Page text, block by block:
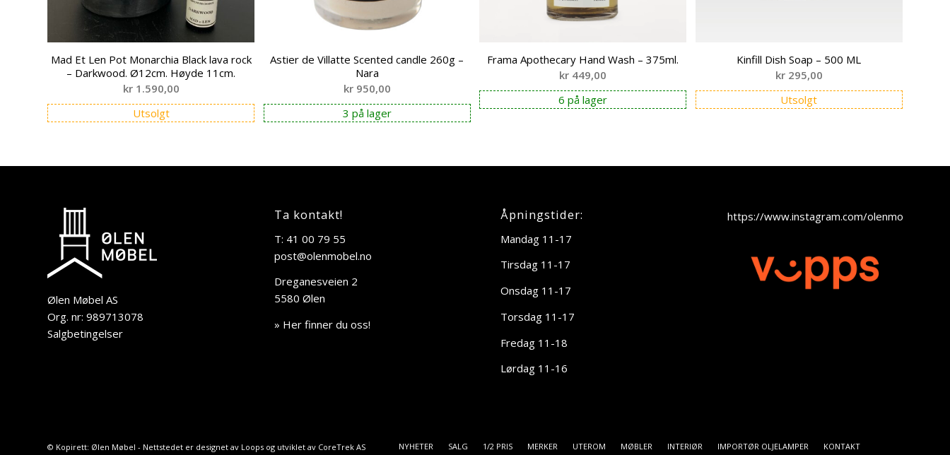
Mad Et Len Pot Monarchia Black lava rock
– Darkwood. Ø12cm. Høyde 11cm.
kr1.590,00
Utsolgt
Astier de Villatte Scented candle 260g –
Nara
kr950,00
3 på lager
Frama Apothecary Hand Wash – 375ml.
kr 449,00
6 på lager
Kinfill Dish Soap – 500 ML
kr295,00
Utsolgt
Ølen Møbel AS
Org. nr: 989713078
Salgbetingelser
Ta kontakt!
T: 41 00 79 55
post@olenmobel.no
Dreganesveien 2
5580 Ølen
» Her finner du oss!
Åpningstider:
Mandag 11-17
Tirsdag 11-17
Onsdag 11-17
Torsdag 11-17
Fredag 11-18
Lørdag 11-16
https://www.instagram.com/olenmobel
© Kopirett: Ølen Møbel - Nettstedet er designet av Loops og utviklet av CoreTrek AS NYHETER SALG 1/2 PRIS MERKER UTEROM MØBLER INTERIØR IMPORTØR OLJELAMPER KONTAKT